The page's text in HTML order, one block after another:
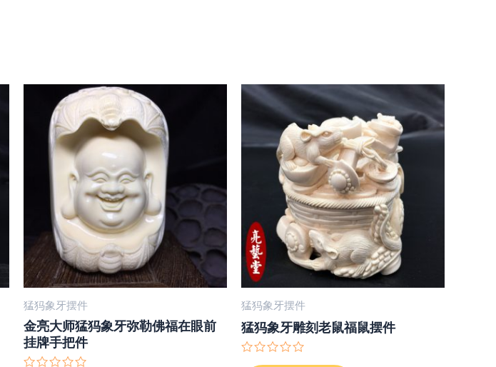
猛犸象牙摆件
金亮大师猛犸象牙弥勒佛福在眼前
挂牌手把件
猛犸象牙摆件
猛犸象牙雕刻老鼠福鼠摆件